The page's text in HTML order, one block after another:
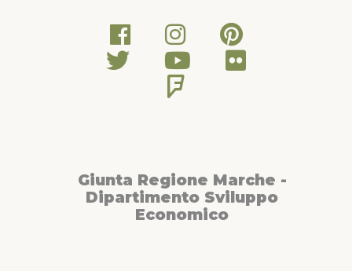
di San Francesco di Pievebovigliana. Da qui si prosegue per
strada asfaltata imboccando il sentiero del lungo lago di
Polverina fino a raggiungere l’abitato di Polverina.
Giunta Regione Marche -
Dipartimento Sviluppo
Economico